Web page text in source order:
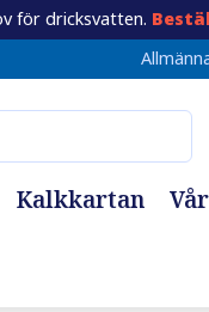
för dricksvatten.
Kalkkartan